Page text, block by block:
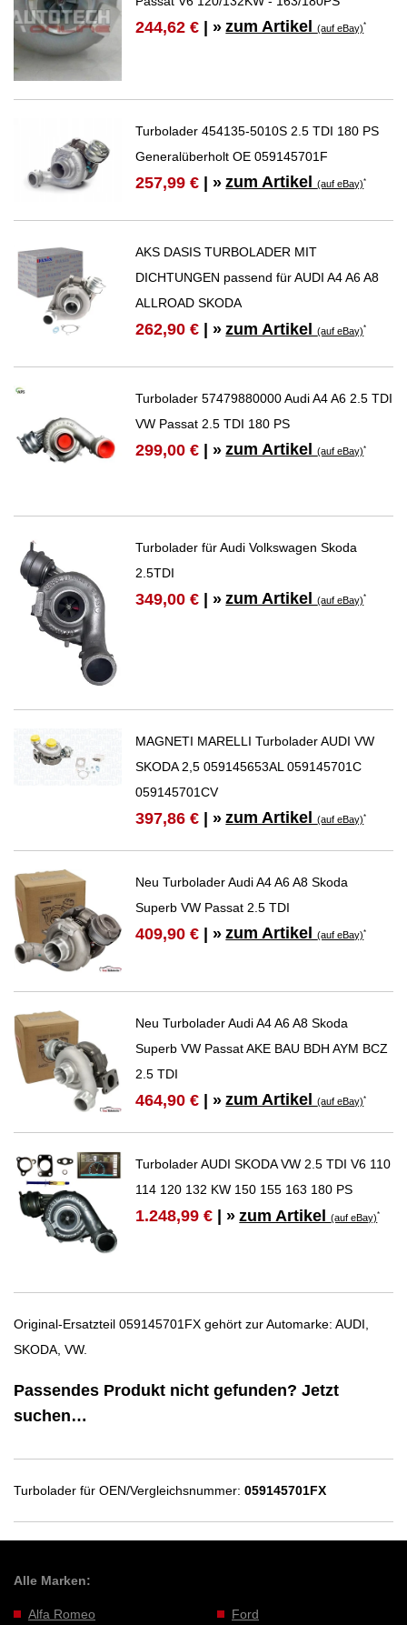
244,62 € | » zum Artikel(auf eBay)*
Turbolader 454135-5010S 2.5 TDI 180 PS
Generalüberholt OE 059145701F
257,99 € | » zum Artikel(auf eBay)*
AKS DASIS TURBOLADER MIT
DICHTUNGEN passend für AUDI A4 A6 A8
ALLROAD SKODA
262,90 € | » zum Artikel(auf eBay)*
Turbolader 57479880000 Audi A4 A6 2.5 TDI
VW Passat 2.5 TDI 180 PS
299,00 € | » zum Artikel(auf eBay)*
Turbolader für Audi Volkswagen Skoda
2.5TDI
349,00 € | » zum Artikel(auf eBay)*
MAGNETI MARELLI Turbolader AUDI VW
SKODA 2,5 059145653AL 059145701C
059145701CV
397,86 € | » zum Artikel(auf eBay)*
Neu Turbolader Audi A4 A6 A8 Skoda
Superb VW Passat 2.5 TDI
409,90 € | » zum Artikel(auf eBay)*
Neu Turbolader Audi A4 A6 A8 Skoda
Superb VW Passat AKE BAU BDH AYM BCZ
2.5 TDI
464,90 € | » zum Artikel(auf eBay)*
Turbolader AUDI SKODA VW 2.5 TDI V6 110
114 120 132 KW 150 155 163 180 PS
1.248,99 € | » zum Artikel(auf eBay)*
Original-Ersatzteil 059145701FX gehört zur Automarke: AUDI,
SKODA, VW.
Passendes Produkt nicht gefunden? Jetzt
suchen…
Turbolader für OEN/Vergleichsnummer: 059145701FX
Alle Marken:
Alfa Romeo Ford